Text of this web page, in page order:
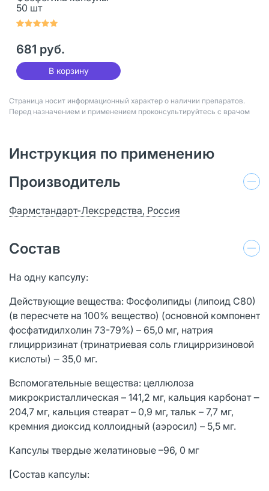
50 шт
681 руб.
В корзину
Страница носит информационный характер о наличии препаратов.
Перед назначением и применением проконсультируйтесь с врачом
Инструкция по применению
Производитель
Фармстандарт-Лексредства, Россия
Состав
На одну капсулу:
Действующие вещества: Фосфолипиды (липоид С80)
(в пересчете на 100% вещество) (основной компонент
фосфатидилхолин 73-79%) – 65,0 мг, натрия
глицирризинат (тринатриевая соль глицирризиновой
кислоты) ‒ 35,0 мг.
Вспомогательные вещества: целлюлоза
микрокристаллическая – 141,2 мг, кальция карбонат ‒
204,7 мг, кальция стеарат – 0,9 мг, тальк – 7,7 мг,
кремния диоксид коллоидный (аэросил) – 5,5 мг.
Капсулы твердые желатиновые –96, 0 мг
[Состав капсулы: